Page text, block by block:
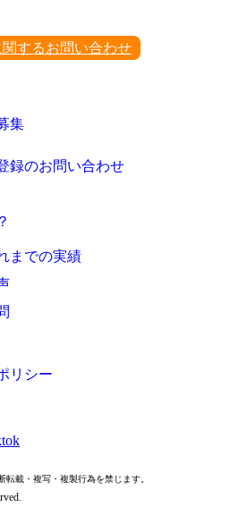
関するお問い合わせ
集
録のお問い合わせ
までの実績
リシー
載・複写・複製行為を禁じます。